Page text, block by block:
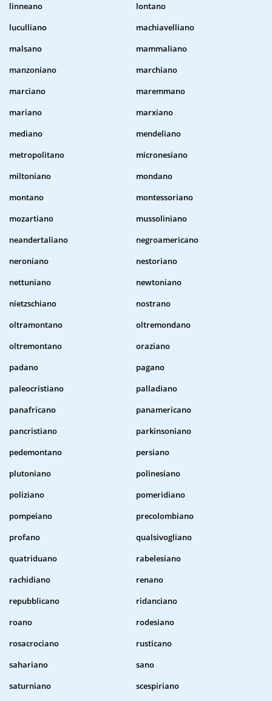
linneano
lontano
luculliano
machiavelliano
malsano
mammaliano
manzoniano
marchiano
marciano
maremmano
mariano
marxiano
mediano
mendeliano
metropolitano
micronesiano
miltoniano
mondano
montano
montessoriano
mozartiano
mussoliniano
neandertaliano
negroamericano
neroniano
nestoriano
nettuniano
newtoniano
nietzschiano
nostrano
oltramontano
oltremondano
oltremontano
oraziano
padano
pagano
paleocristiano
palladiano
panafricano
panamericano
pancristiano
parkinsoniano
pedemontano
persiano
plutoniano
polinesiano
poliziano
pomeridiano
pompeiano
precolombiano
profano
qualsivogliano
quatriduano
rabelesiano
rachidiano
renano
repubblicano
ridanciano
roano
rodesiano
rosacrociano
rusticano
sahariano
sano
saturniano
scespiriano